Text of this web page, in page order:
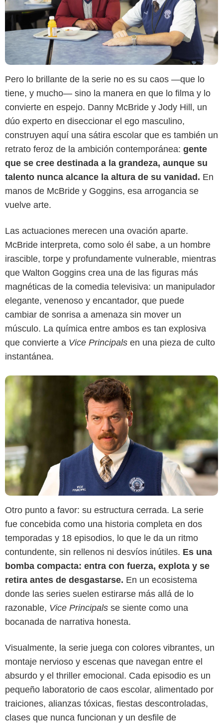
Pero lo brillante de la serie no es su caos —que lo
tiene, y mucho— sino la manera en que lo filma y lo
convierte en espejo. Danny McBride y Jody Hill, un
dúo experto en diseccionar el ego masculino,
construyen aquí una sátira escolar que es también un
retrato feroz de la ambición contemporánea: gente
que se cree destinada a la grandeza, aunque su
talento nunca alcance la altura de su vanidad. En
manos de McBride y Goggins, esa arrogancia se
vuelve arte.
Las actuaciones merecen una ovación aparte.
McBride interpreta, como solo él sabe, a un hombre
irascible, torpe y profundamente vulnerable, mientras
que Walton Goggins crea una de las figuras más
magnéticas de la comedia televisiva: un manipulador
elegante, venenoso y encantador, que puede
cambiar de sonrisa a amenaza sin mover un
músculo. La química entre ambos es tan explosiva
que convierte a Vice Principals en una pieza de culto
instantánea.
HBO Max
Otro punto a favor: su estructura cerrada. La serie
fue concebida como una historia completa en dos
temporadas y 18 episodios, lo que le da un ritmo
contundente, sin rellenos ni desvíos inútiles. Es una
bomba compacta: entra con fuerza, explota y se
retira antes de desgastarse. En un ecosistema
donde las series suelen estirarse más allá de lo
razonable, Vice Principals se siente como una
bocanada de narrativa honesta.
Visualmente, la serie juega con colores vibrantes, un
montaje nervioso y escenas que navegan entre el
absurdo y el thriller emocional. Cada episodio es un
pequeño laboratorio de caos escolar, alimentado por
traiciones, alianzas tóxicas, fiestas descontroladas,
clases que nunca funcionan y un desfile de
HBO Max